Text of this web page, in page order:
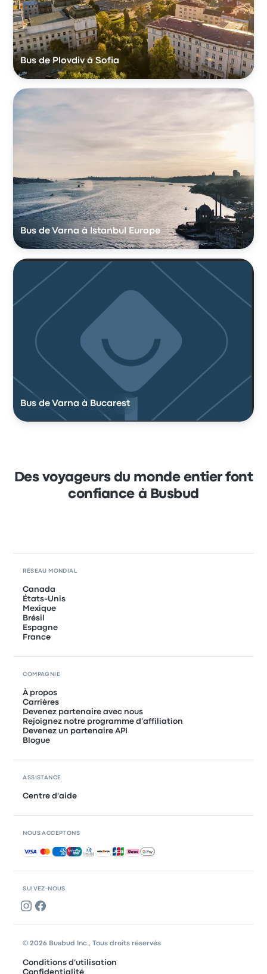
Bus de Plovdiv à Sofia
Bus de Varna à Istanbul Europe
Bus de Varna à Bucarest
Des voyageurs du monde entier font
confiance à Busbud
SUIVEZ-NOUS
RÉSEAU MONDIAL
Canada
États-Unis
Mexique
Brésil
Espagne
France
COMPAGNIE
À propos
Carrières
Devenez partenaire avec nous
Rejoignez notre programme d'affiliation
Devenez un partenaire API
Blogue
ASSISTANCE
Centre d'aide
NOUS ACCEPTONS
Paiements acceptés
© 2026 Busbud Inc., Tous droits réservés
Conditions d'utilisation
Confidentialité